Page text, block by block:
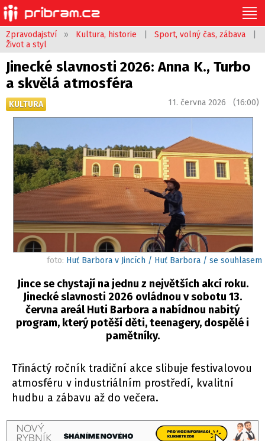
Zpravodajství » Kultura, historie Sport, volný čas, zábava
Život a styl
Jinecké slavnosti 2026: Anna K., Turbo
a skvělá atmosféra
KULTURA 11. června 2026 (16:00)
foto: Huť Barbora v Jincích / Huť Barbora / se souhlasem
Jince se chystají na jednu z největších akcí roku.
Jinecké slavnosti 2026 ovládnou v sobotu 13.
června areál Huti Barbora a nabídnou nabitý
program, který potěší děti, teenagery, dospělé i
pamětníky.
Třináctý ročník tradiční akce slibuje festivalovou
atmosféru v industriálním prostředí, kvalitní
hudbu a zábavu až do večera.